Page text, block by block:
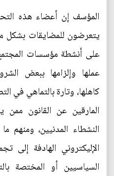
المؤسف إن أعضاء هذه
يتعرضون للمضايقات بشكل
على أنشطة مؤسسات
عملها وإلزامها ببعض
كاهلها، وتارة بالتماهي في
المارقين عن القانون ممن
النشطاء المدنيين،
الإليكتروني الهادفة إلى
السياسيين أو المختصة